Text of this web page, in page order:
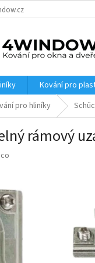
Kování pro
pro hliníky
rámový